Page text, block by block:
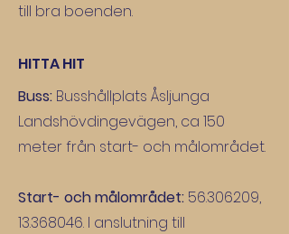
till bra boenden.
HITTA HIT
Buss: Busshållplats Åsljunga
Landshövdingevägen, ca 150
meter från start- och målområdet.
Start- och målområdet: 56.306209,
13.368046. I anslutning till